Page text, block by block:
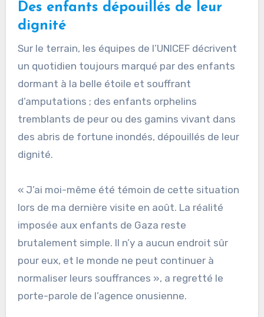
Des enfants dépouillés de leur
dignité
Sur le terrain, les équipes de l’UNICEF décrivent
un quotidien toujours marqué par des enfants
dormant à la belle étoile et souffrant
d’amputations ; des enfants orphelins
tremblants de peur ou des gamins vivant dans
des abris de fortune inondés, dépouillés de leur
dignité.
« J’ai moi-même été témoin de cette situation
lors de ma dernière visite en août. La réalité
imposée aux enfants de Gaza reste
brutalement simple. Il n’y a aucun endroit sûr
pour eux, et le monde ne peut continuer à
normaliser leurs souffrances », a regretté le
porte-parole de l’agence onusienne.